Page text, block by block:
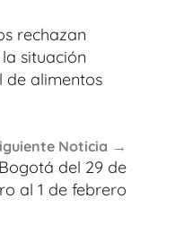
rechazan
situación
de alimentos
Noticia
del 29 de
al 1 de febrero